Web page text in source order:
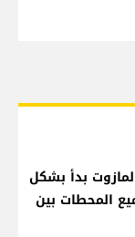
بدأ بشكل
المحطات بين